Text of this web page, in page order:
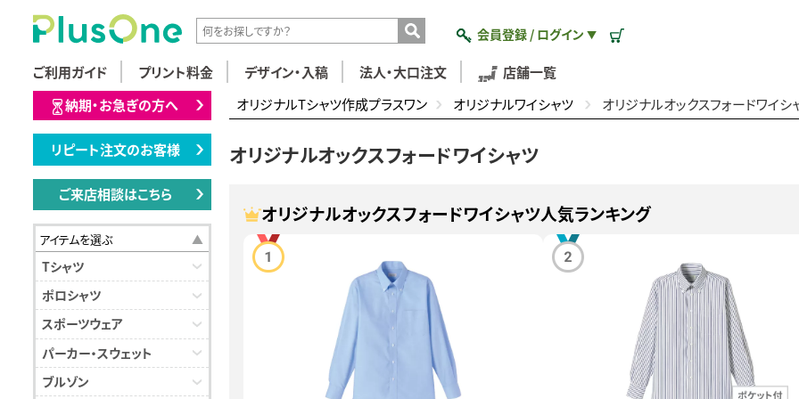
会員登録 / ログイン ▼
ご利用ガイド プリント料金 デザイン・入稿 法人・大口注文
店舗一覧
納期・お急ぎの方へ
リピート注文のお客様
ご来店相談はこちら
アイテムを選ぶ
Tシャツ
ポロシャツ
スポーツウェア
パーカー・スウェット
ブルゾン
オリジナルTシャツ作成プラスワン オリジナルワイシャツ オリジナルオックスフォードワイシ
オリジナルオックスフォードワイシャツ
オリジナルオックスフォードワイシャツ人気ランキング